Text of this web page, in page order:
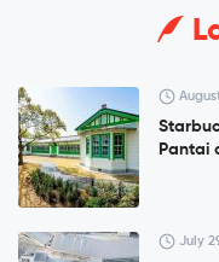
Pantai
July